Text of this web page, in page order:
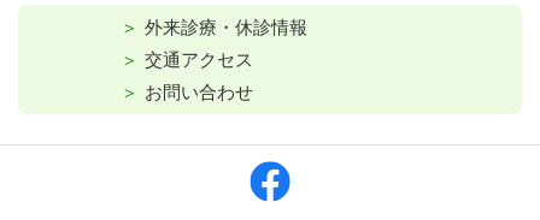
外来診療・休診情報
交通アクセス
お問い合わせ